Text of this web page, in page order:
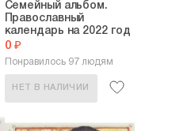
Семейный альбом.
Православный
календарь на 2022 год
0 ₽
Понравилось 97 людям
НЕТ В НАЛИЧИИ